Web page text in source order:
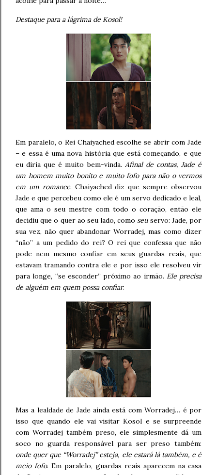
Destaque para a lágrima de Kosol!
Em paralelo, o Rei Chaiyached escolhe se abrir com Jade
– e essa é uma nova história que está começando, e que
eu diria que é muito bem-vinda. Afinal de contas, Jade é
um homem muito bonito e muito fofo para não o vermos
em um romance. Chaiyached diz que sempre observou
Jade e que percebeu como ele é um servo dedicado e leal,
que ama o seu mestre com todo o coração, então ele
decidiu que o quer ao seu lado, como seuservo: Jade, por
sua vez, não quer abandonar Worradej, mas como dizer
“não” a um pedido do rei? O rei que confessa que não
pode nem mesmo confiar em seus guardas reais, que
estavam tramando contra ele e por isso ele resolveu vir
para longe, “se esconder” próximo ao irmão. Ele precisa
de alguém em quem possa confiar.
Mas a lealdade de Jade ainda está com Worradej… é por
isso que quando ele vai visitar Kosol e se surpreende
com Worradej também preso, ele simplesmente dá um
soco no guarda responsável para ser preso também:
onde quer que “Worradej” esteja, ele estará lá também, e é
meio fofo. Em paralelo, guardas reais aparecem na casa